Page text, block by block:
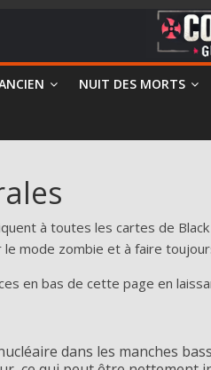
NUIT DES MORTS
à toutes les cartes de
mode zombie et à faire
en bas de cette page en
dans les manches